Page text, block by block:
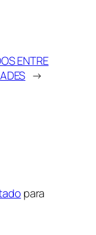
ENTRE
→
para